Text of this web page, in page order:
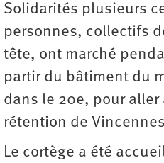
Solidarités plusieurs
personnes, collectifs
tête, ont marché
partir du bâtiment du
dans le 20e, pour aller
rétention de
Le cortège a été